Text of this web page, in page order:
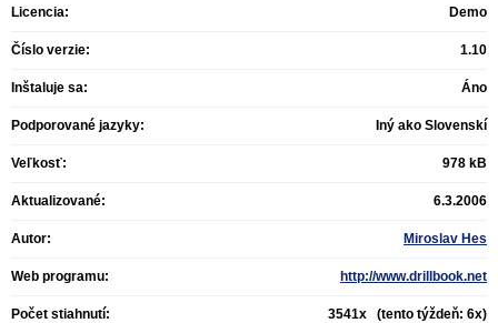
Licencia: Demo
Číslo verzie: 1.10
Inštaluje sa: Áno
Podporované jazyky: Iný ako Slovenskí
Veľkosť: 978 kB
Aktualizované: 6.3.2006
Autor: Miroslav Hes
Web programu: http://www.drillbook.net
Počet stiahnutí: 3541x (tento týždeň: 6x)